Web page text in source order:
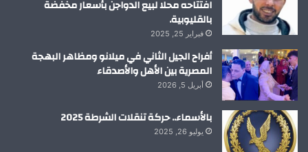
افتتاحه محلا لبيع الدواجن بأسعار مخفضة
بالقليوبية.
فبراير 25, 2025
أفراح الجيل الثاني في ميلانو ومظاهر البهجة
المصرية بين الأهل والأصدقاء
أبريل 5, 2026
بالأسماء.. حركة تنقلات الشرطة 2025
يوليو 26, 2025